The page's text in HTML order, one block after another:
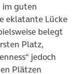
im guten
eklatante Lücke
belegt
Platz,
jedoch
Plätzen